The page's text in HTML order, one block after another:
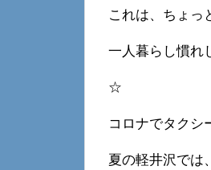
これは、ちょっ
一人暮らし慣れ
☆
コロナでタクシ
夏の軽井沢では